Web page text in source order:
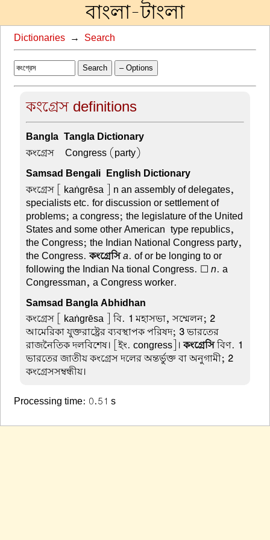
বাংলা-টাংলা
Dictionaries → Search
Search – Options
কংগ্রেস definitions
Bangla-Tangla Dictionary
কংগ্রেস –Congress (party)
Samsad Bengali-English Dictionary
কংগ্রেস [ kaṅgrēsa ] n an assembly of delegates,
specialists etc. for discussion or settlement of
problems; a congress; the legislature of the United
States and some other American-type republics,
the Congress; the Indian National Congress party,
the Congress.কংগ্রেসিa. of or be longing to or
following the Indian Na tional Congress. ☐n. a
Congressman, a Congress worker.
Samsad Bangla Abhidhan
কংগ্রেস [ kaṅgrēsa ] বি. 1 মহাসভা, সম্মেলন; 2
আমেরিকা যুক্তরাষ্ট্রের ব্যবস্থাপক পরিষদ; 3ভারতের
রাজনৈতিক দলবিশেষ। [ইং. congress]।কংগ্রেসিবিণ. 1
ভারতের জাতীয় কংগ্রেস দলের অন্তর্ভুক্ত বা অনুগামী; 2
কংগ্রেসসম্বন্ধীয়।
Processing time: 0.51 s